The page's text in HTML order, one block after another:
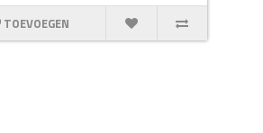
TOEVOEGEN